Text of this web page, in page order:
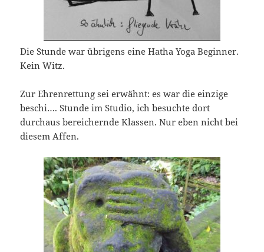
Die Stunde war übrigens eine Hatha Yoga Beginner.
Kein Witz.
Zur Ehrenrettung sei erwähnt: es war die einzige
beschi…. Stunde im Studio, ich besuchte dort
durchaus bereichernde Klassen. Nur eben nicht bei
diesem Affen.